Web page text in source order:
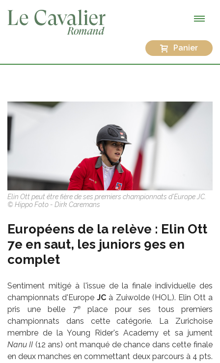
Panier
Elin Ott peut être fière de ses premiers championnats d'Europe JC.
© Hippo Foto - Dirk Caremans
Européens de la relève : Elin Ott
7e en saut, les juniors 9es en
complet
Sentiment mitigé à l'issue de la finale individuelle des
championnats d'EuropeJC à Zuiwolde (HOL). Elin Ott a
pris une belle 7eplace pour ses tous premiers
championnats dans cette catégorie. La Zurichoise
membre de la Young Rider's Academy et sa jument
Nanu II (12 ans) ont manqué de chance dans cette finale
en deux manches en commettant deux parcours à 4 pts.